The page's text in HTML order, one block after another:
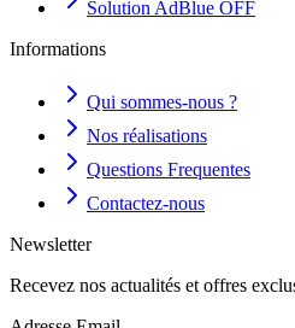
Solution AdBlue OFF
Informations
Qui sommes-nous ?
Nos réalisations
Questions Frequentes
Contactez-nous
Newsletter
Recevez nos actualités et offres